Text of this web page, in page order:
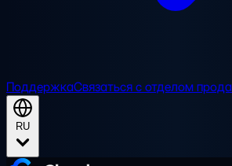
ПоддержкаСвязаться с отделом
RU